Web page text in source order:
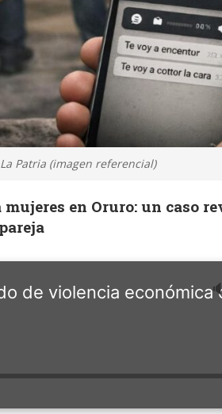
Patria (imagen referencial)
en Oruro: un caso
de violencia económica